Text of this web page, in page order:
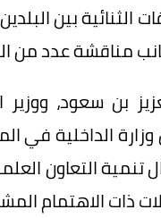
الثنائية بين
جانب مناقشة عدد
بن سعود،
الداخلية في
التعاون
ذات الاهتمام